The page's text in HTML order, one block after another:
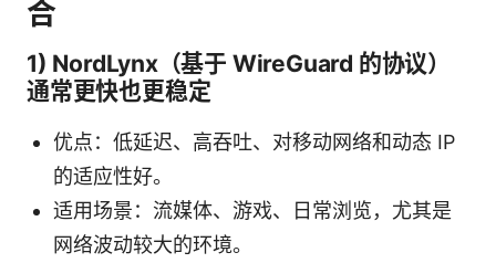
合
1) NordLynx（基于 WireGuard 的协议）
通常更快也更稳定
优点：低延迟、高吞吐、对移动网络和动态 IP
的适应性好。
适用场景：流媒体、游戏、日常浏览，尤其是
网络波动较大的环境。